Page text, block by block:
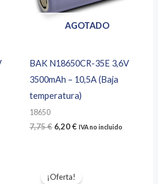
AGOTADO
BAK N18650CR-35E 3,6V
3500mAh – 10,5A (Baja
temperatura)
18650
7,75€ El
6,20€ElIVA no incluido
¡Oferta!